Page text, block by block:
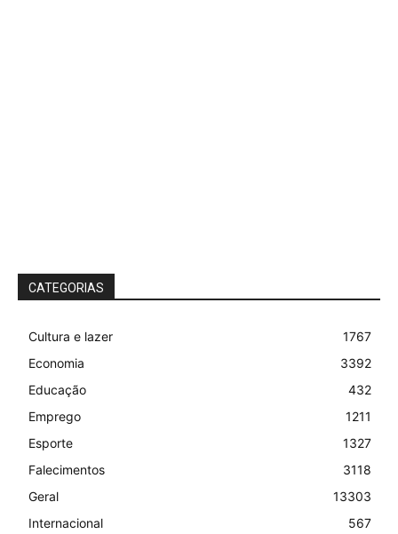
CATEGORIAS
Cultura e lazer
1767
Economia
3392
Educação
432
Emprego
1211
Esporte
1327
Falecimentos
3118
Geral
13303
Internacional
567